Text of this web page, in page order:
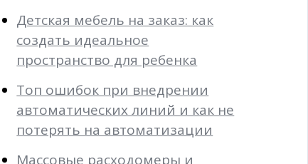
Детская мебель на заказ: как
создать идеальное
пространство для ребенка
Топ ошибок при внедрении
автоматических линий и как не
потерять на автоматизации
Массовые расходомеры и